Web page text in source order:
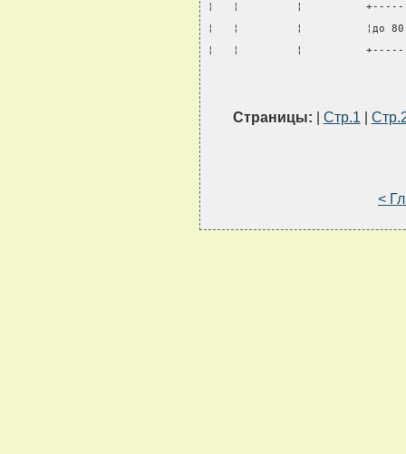
¦   ¦         ¦
¦   ¦         ¦          ¦до 80
¦   ¦         ¦
Страницы: Стр.1
<